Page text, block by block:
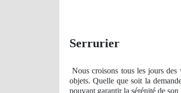
Serrurier
Nous croisons tous les jours
objets. Quelle que soit la
pouvant garantir la sérénité de